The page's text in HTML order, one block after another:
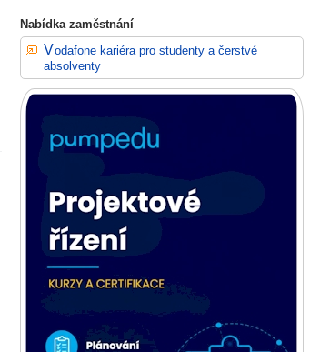
Nabídka zaměstnání
Vodafone kariéra pro studenty a čerstvé
absolventy